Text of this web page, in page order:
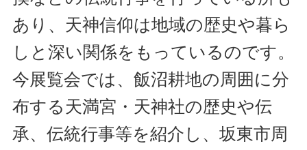
あり、天神信仰は地域の歴史や暮ら
しと深い関係をもっているのです。
今展覧会では、飯沼耕地の周囲に分
布する天満宮・天神社の歴史や伝
承、伝統行事等を紹介し、坂東市周